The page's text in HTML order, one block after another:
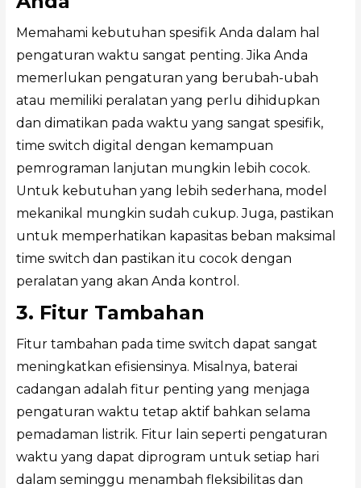
Memahami kebutuhan spesifik Anda dalam hal
pengaturan waktu sangat penting. Jika Anda
memerlukan pengaturan yang berubah-ubah
atau memiliki peralatan yang perlu dihidupkan
dan dimatikan pada waktu yang sangat spesifik,
time switch digital dengan kemampuan
pemrograman lanjutan mungkin lebih cocok.
Untuk kebutuhan yang lebih sederhana, model
mekanikal mungkin sudah cukup. Juga, pastikan
untuk memperhatikan kapasitas beban maksimal
time switch dan pastikan itu cocok dengan
peralatan yang akan Anda kontrol.
3. Fitur Tambahan
Fitur tambahan pada time switch dapat sangat
meningkatkan efisiensinya. Misalnya, baterai
cadangan adalah fitur penting yang menjaga
pengaturan waktu tetap aktif bahkan selama
pemadaman listrik. Fitur lain seperti pengaturan
waktu yang dapat diprogram untuk setiap hari
dalam seminggu menambah fleksibilitas dan